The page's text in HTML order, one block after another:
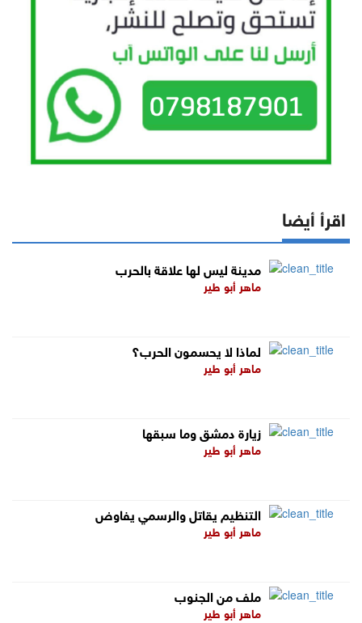
اقرأ أيضا
مدينة ليس لها علاقة بالحرب
ماهر أبو طير
لماذا لا يحسمون الحرب؟
ماهر أبو طير
زيارة دمشق وما سبقها
ماهر أبو طير
التنظيم يقاتل والرسمي يفاوض
ماهر أبو طير
ملف من الجنوب
ماهر أبو طير